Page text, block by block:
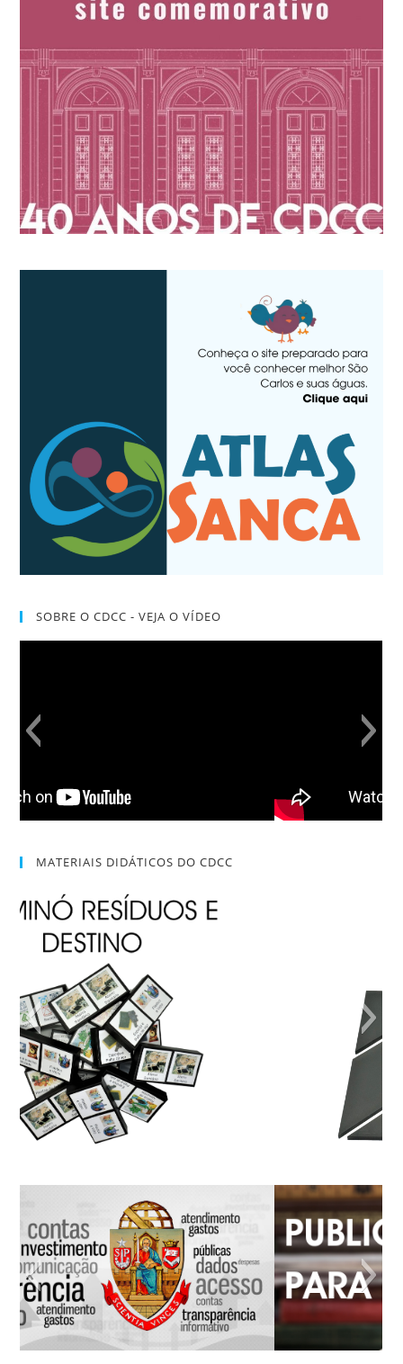
SOBRE O CDCC - VEJA O VÍDEO
MATERIAIS DIDÁTICOS DO CDCC